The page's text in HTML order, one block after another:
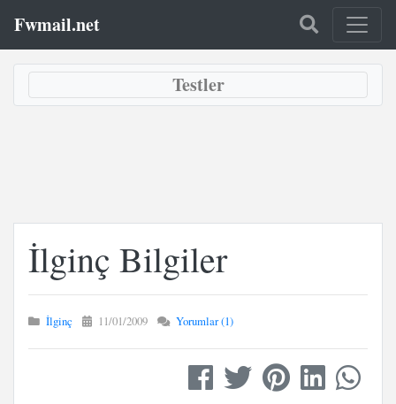
Fwmail.net
Testler
İlginç Bilgiler
İlginç 11/01/2009 Yorumlar (1)